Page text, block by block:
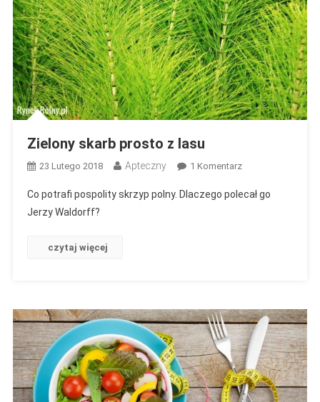
Zielony skarb prosto z lasu
23 Lutego 2018 Apteczny 1 KomentarzDo
Skarb
Co potrafi pospolity skrzyp polny. Dlaczego polecał go
Jerzy Waldorff?
czytaj więcej